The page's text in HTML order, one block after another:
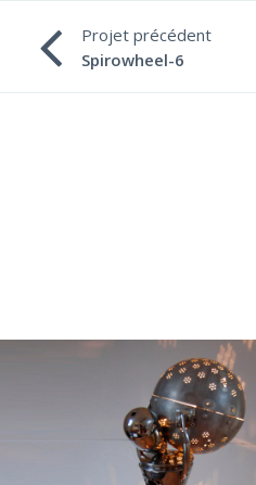
Projet précédent
Spirowheel-6